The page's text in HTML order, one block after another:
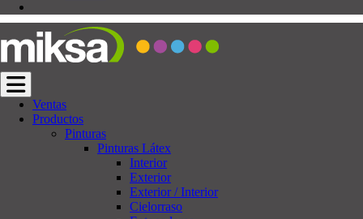
Cambiar navegación
Ventas
Productos
Pinturas
Pinturas Látex
Interior
Exterior
Exterior / Interior
Cielorraso